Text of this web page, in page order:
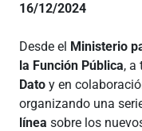
16/12/2024
Desde el Ministerio
la Función Pública, a
Dato y en
organizando una
línea sobre los